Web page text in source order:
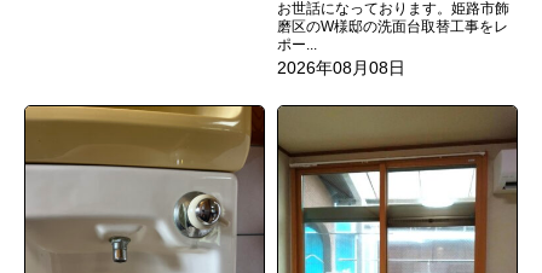
お世話になっております。姫路市飾
磨区のW様邸の洗面台取替工事をレ
ポー...
2026年08月08日